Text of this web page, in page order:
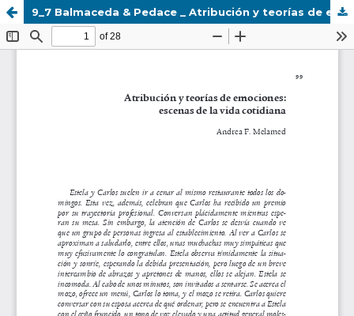
9_7 Balmaceda & Pedace _ Atribución y teorías de emociones- escenas de la vida cotidiana.pdf